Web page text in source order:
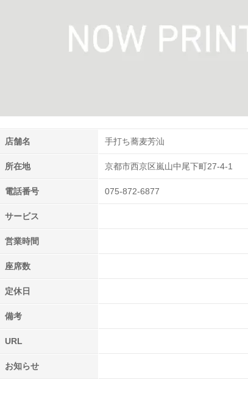
店舗名 手打ち蕎麦芳汕
所在地 京都市西京区嵐山中尾下町27-4-1
電話番号 075-872-6877
サービス
営業時間
座席数
定休日
備考
URL
お知らせ